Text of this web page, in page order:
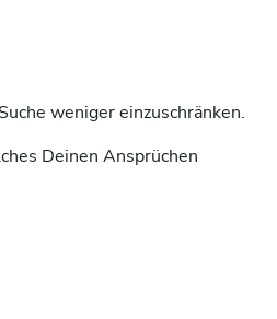
weniger einzuschränken.
Deinen Ansprüchen